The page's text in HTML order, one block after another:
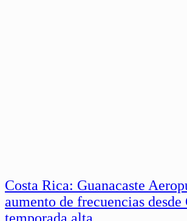
Costa Rica: Guanacaste
aumento de frecuencias desde
temporada alta